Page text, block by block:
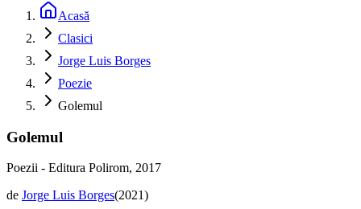
Acasă
Clasici
Jorge Luis Borges
Poezie
Golemul
Golemul
Poezii - Editura Polirom, 2017
de Jorge Luis Borges(2021)